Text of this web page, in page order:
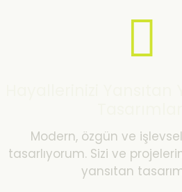
Modern, özgün ve
tasarlıyorum. Sizi ve
yansıtan